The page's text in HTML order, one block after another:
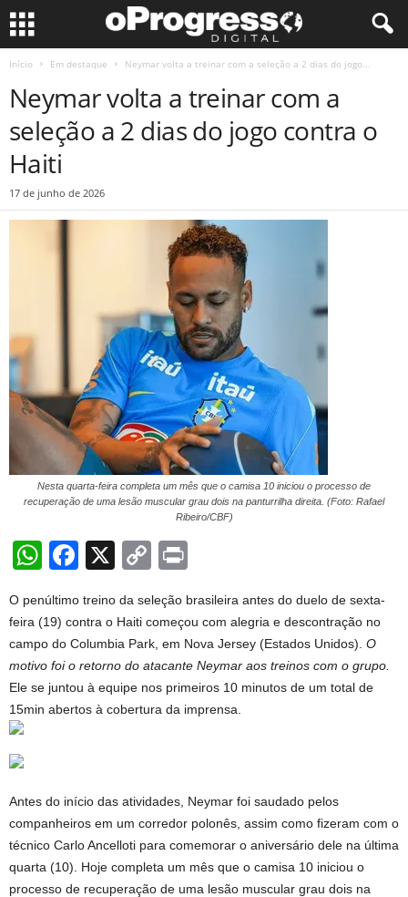
Início Em destaque Neymar volta a treinar com a seleção a 2 dias do jogo...
Neymar volta a treinar com a
seleção a 2 dias do jogo contra o
Haiti
17 de junho de 2026
Nesta quarta-feira completa um mês que o camisa 10 iniciou o processo de
recuperação de uma lesão muscular grau dois na panturrilha direita. (Foto: Rafael
Ribeiro/CBF)
W
at
s
A
p
F
c
e
b
o
X
C
p
y
Li
n
t
O penúltimo treino da seleção brasileira antes do duelo de sexta-
feira (19) contra o Haiti começou com alegria e descontração no
campo do Columbia Park, em Nova Jersey (Estados Unidos). O
motivo foi o retorno do atacante Neymar aos treinos com o grupo.
Ele se juntou à equipe nos primeiros 10 minutos de um total de
15min abertos à cobertura da imprensa.
Antes do início das atividades, Neymar foi saudado pelos
companheiros em um corredor polonês, assim como fizeram com o
técnico Carlo Ancelloti para comemorar o aniversário dele na última
quarta (10). Hoje completa um mês que o camisa 10 iniciou o
processo de recuperação de uma lesão muscular grau dois na